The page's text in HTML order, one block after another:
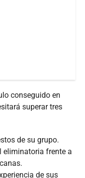
conseguido en
superar tres
de su grupo.
eliminatoria frente a
de sus